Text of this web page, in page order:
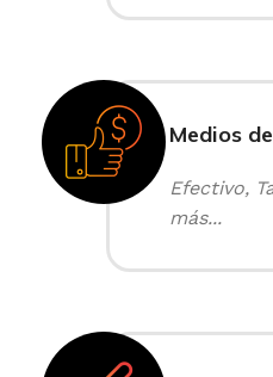
Medios
Efectivo,
más...